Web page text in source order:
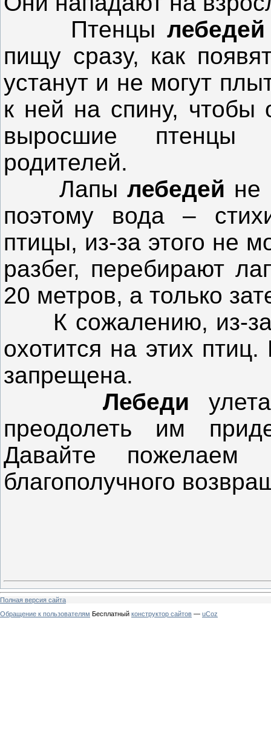
Птенцы лебедей
пищу сразу, как
устанут и не могут
к ней на спину, чтобы
выросшие птенцы
родителей.
Лапы лебедей не
поэтому вода –
птицы, из-за этого не
разбег, перебирают
20 метров, а только
К сожалению, из-за
охотится на этих
запрещена.
Лебеди
преодолеть им
Давайте пожелаем
благополучного
Полная версия сайта
Обращение к пользователям Бесплатный конструктор сайтов — uCoz